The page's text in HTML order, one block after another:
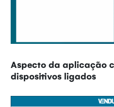
Aspecto da aplicação
dispositivos ligados